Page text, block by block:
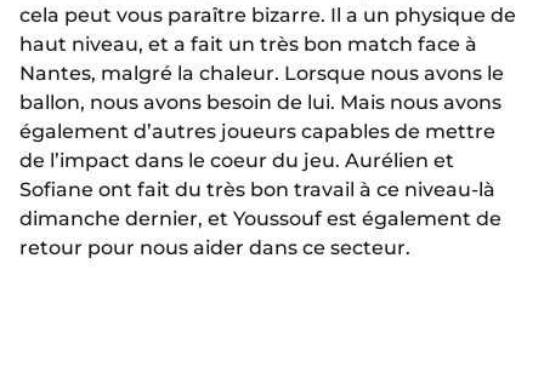
cela peut vous paraître bizarre. Il a un physique de
haut niveau, et a fait un très bon match face à
Nantes, malgré la chaleur. Lorsque nous avons le
ballon, nous avons besoin de lui. Mais nous avons
également d’autres joueurs capables de mettre
de l’impact dans le coeur du jeu. Aurélien et
Sofiane ont fait du très bon travail à ce niveau-là
dimanche dernier, et Youssouf est également de
retour pour nous aider dans ce secteur.